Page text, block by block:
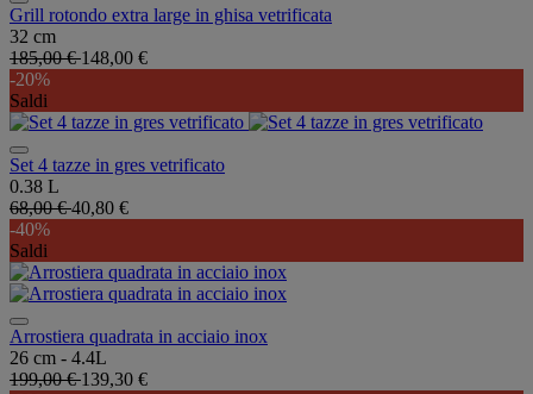
Grill rotondo extra large in ghisa vetrificata
32 cm
185,00 €148,00 €
-20%
Saldi
Set 4 tazze in gres vetrificato
0.38 L
68,00 €40,80 €
-40%
Saldi
Arrostiera quadrata in acciaio inox
26 cm - 4.4L
199,00 €139,30 €